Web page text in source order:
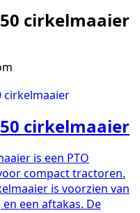
cirkelmaaier
cirkelmaaier
is een PTO
compact tractoren.
is voorzien van
een aftakas. De